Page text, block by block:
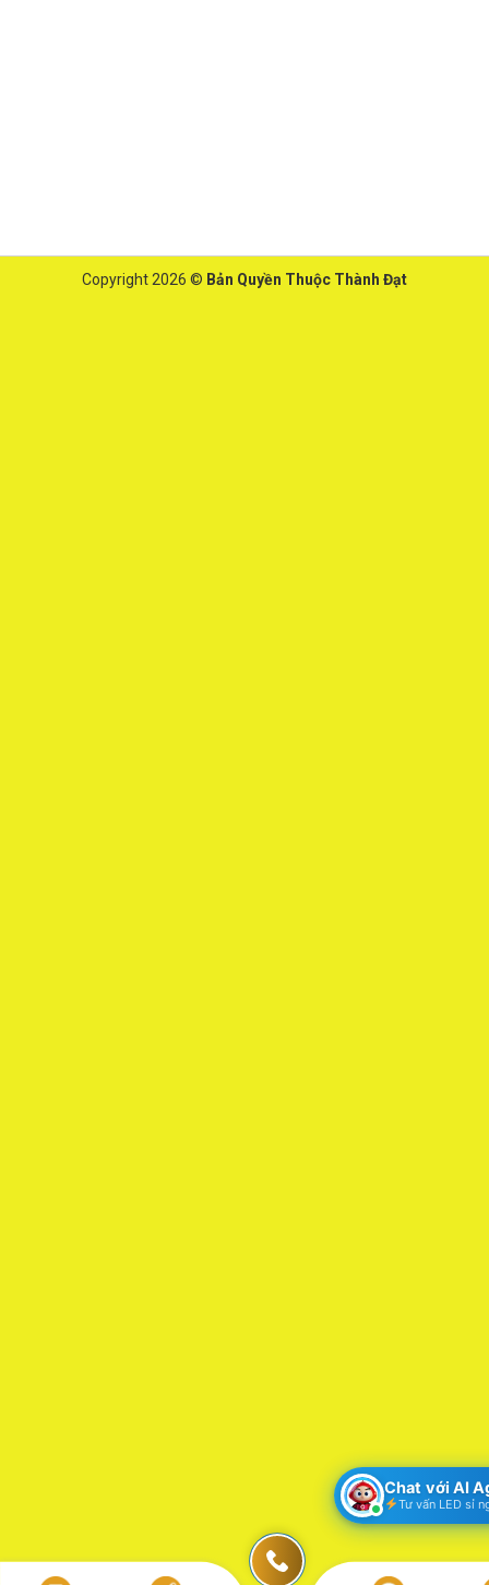
Copyright 2026 © Bản Quyền Thuộc Thành Đạt
Chat với AI
Tư vấn LED sỉ